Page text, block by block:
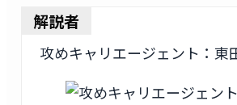
解説者
攻めキャリエージェント：